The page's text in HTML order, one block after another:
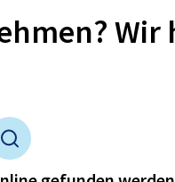
Wir